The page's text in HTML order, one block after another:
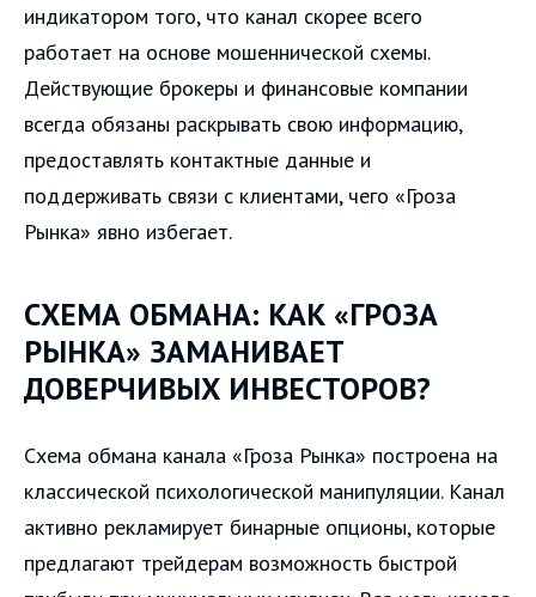
индикатором того, что канал скорее всего
работает на основе мошеннической схемы.
Действующие брокеры и финансовые компании
всегда обязаны раскрывать свою информацию,
предоставлять контактные данные и
поддерживать связи с клиентами, чего «Гроза
Рынка» явно избегает.
СХЕМА ОБМАНА: КАК «ГРОЗА
РЫНКА» ЗАМАНИВАЕТ
ДОВЕРЧИВЫХ ИНВЕСТОРОВ?
Схема обмана канала «Гроза Рынка» построена на
классической психологической манипуляции. Канал
активно рекламирует бинарные опционы, которые
предлагают трейдерам возможность быстрой